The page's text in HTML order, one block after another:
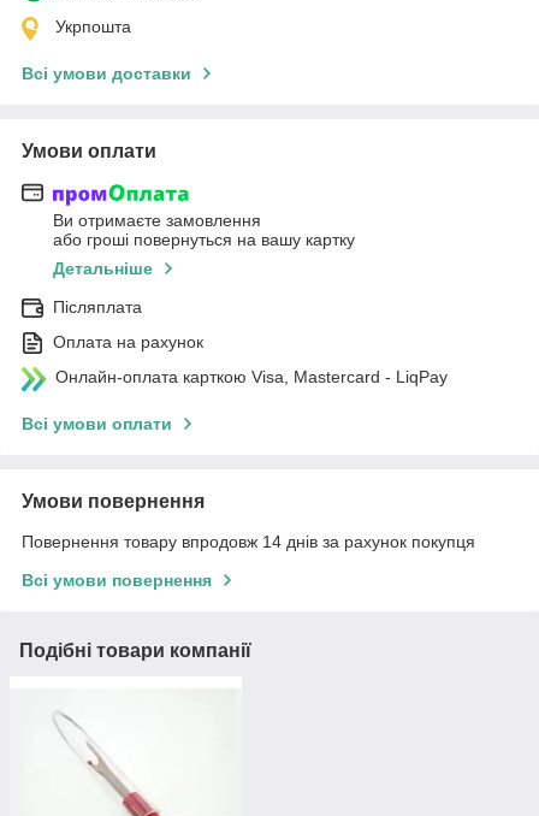
Укрпошта
Всі умови доставки
Умови оплати
Ви отримаєте замовлення
або гроші повернуться на вашу картку
Детальніше
Післяплата
Оплата на рахунок
Онлайн-оплата карткою Visa, Mastercard - LiqPay
Всі умови оплати
Умови повернення
Повернення товару впродовж 14 днів за рахунок покупця
Всі умови повернення
Подібні товари компанії